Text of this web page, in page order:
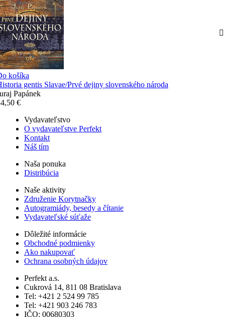
košíka
gentis Slavae/Prvé dejiny slovenského národa
Papánek
€
Vydavateľstvo
O vydavateľstve Perfekt
Kontakt
Náš tím
Naša ponuka
Distribúcia
Naše aktivity
Združenie Korytnačky
Autogramiády, besedy a čítanie
Vydavateľské súťaže
Dôležité informácie
Obchodné podmienky
Ako nakupovať
Ochrana osobných údajov
Perfekt a.s.
Cukrová 14, 811 08 Bratislava
Tel: +421 2 524 99 785
Tel: +421 903 246 783
IČO: 00680303